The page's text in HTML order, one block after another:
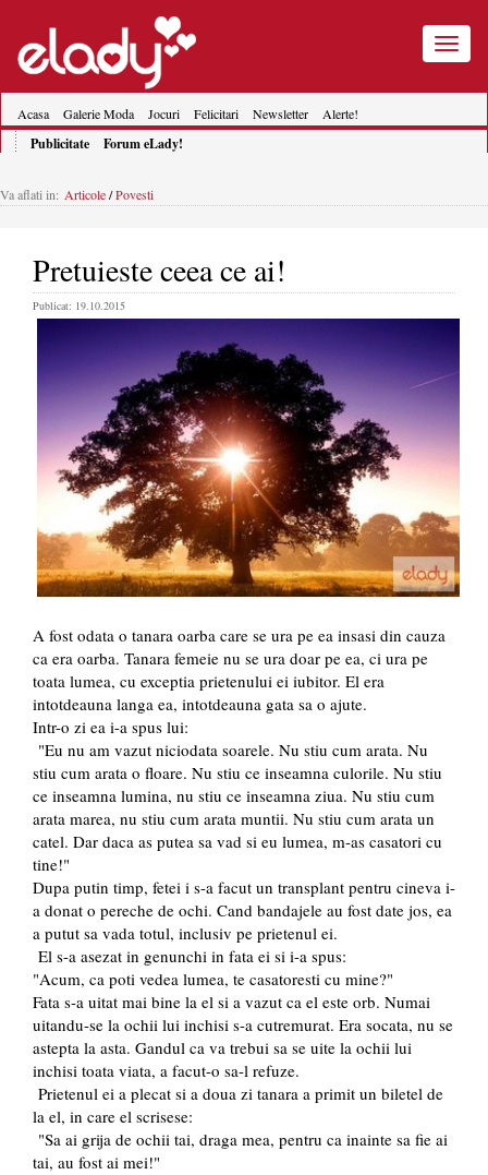
Toggle
Acasa Galerie Moda Jocuri Felicitari Newsletter Alerte!
Publicitate Forum eLady!
Va aflati in: Articole/Povesti
Pretuieste ceea ce ai!
Publicat: 19.10.2015
A fost odata o tanara oarba care se ura pe ea insasi din cauza
ca era oarba. Tanara femeie nu se ura doar pe ea, ci ura pe
toata lumea, cu exceptia prietenului ei iubitor. El era
intotdeauna langa ea, intotdeauna gata sa o ajute.
Intr-o zi ea i-a spus lui:
"Eu nu am vazut niciodata soarele. Nu stiu cum arata. Nu
stiu cum arata o floare. Nu stiu ce inseamna culorile. Nu stiu
ce inseamna lumina, nu stiu ce inseamna ziua. Nu stiu cum
arata marea, nu stiu cum arata muntii. Nu stiu cum arata un
catel. Dar daca as putea sa vad si eu lumea, m-as casatori cu
tine!"
Dupa putin timp, fetei i s-a facut un transplant pentru cineva i-
a donat o pereche de ochi. Cand bandajele au fost date jos, ea
a putut sa vada totul, inclusiv pe prietenul ei.
El s-a asezat in genunchi in fata ei si i-a spus:
"Acum, ca poti vedea lumea, te casatoresti cu mine?"
Fata s-a uitat mai bine la el si a vazut ca el este orb. Numai
uitandu-se la ochii lui inchisi s-a cutremurat. Era socata, nu se
astepta la asta. Gandul ca va trebui sa se uite la ochii lui
inchisi toata viata, a facut-o sa-l refuze.
Prietenul ei a plecat si a doua zi tanara a primit un biletel de
la el, in care el scrisese:
"Sa ai grija de ochii tai, draga mea, pentru ca inainte sa fie ai
tai, au fost ai mei!"